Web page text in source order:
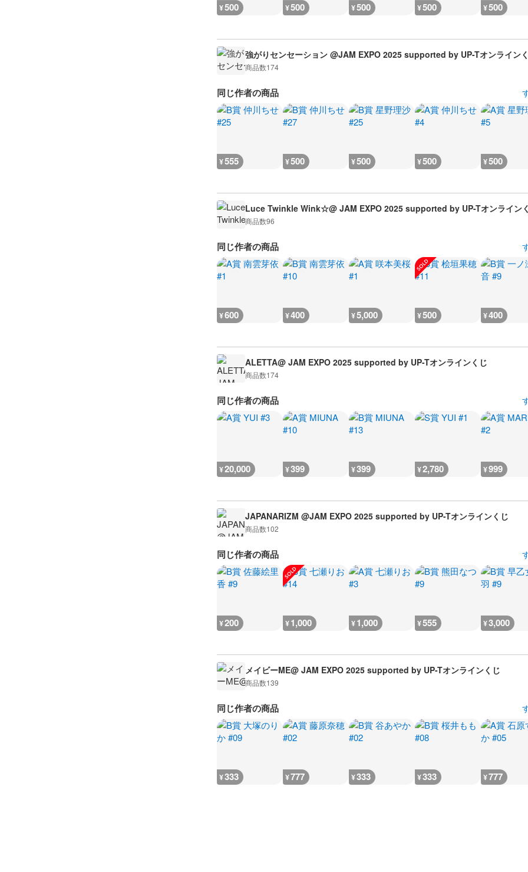
¥500 ¥500 ¥500 ¥500 ¥500
強がりセンセーション @JAM EXPO 2025 supported by UP-Tオンライン
商品数174
同じ作者の商品
¥555 ¥500 ¥500 ¥500 ¥500
Luce Twinkle Wink☆@ JAM EXPO 2025 supported by UP-Tオンライン
商品数96
同じ作者の商品
¥600 ¥400 ¥5,000 ¥500 ¥400
ALETTA@ JAM EXPO 2025 supported by UP-Tオンラインくじ
商品数174
同じ作者の商品
¥20,000 ¥399 ¥399 ¥2,780 ¥999
JAPANARIZM @JAM EXPO 2025 supported by UP-Tオンラインくじ
商品数102
同じ作者の商品
¥200 ¥1,000 ¥1,000 ¥555 ¥3,000
メイビーME@ JAM EXPO 2025 supported by UP-Tオンラインくじ
商品数139
同じ作者の商品
¥333 ¥777 ¥333 ¥333 ¥777